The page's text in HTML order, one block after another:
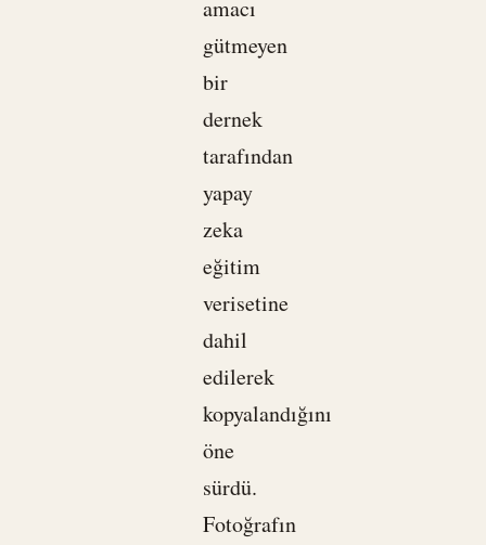
amacı
gütmeyen
bir
dernek
tarafından
yapay
zeka
eğitim
verisetine
dahil
edilerek
kopyalandığını
öne
sürdü.
Fotoğrafın